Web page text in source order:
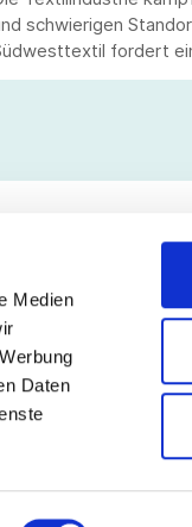
Medien
Daten
schwierigen
fordert
Tech-
Sie uns